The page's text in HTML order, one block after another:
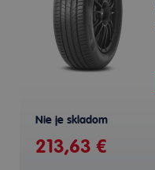
Nie je skladom
213,63 €